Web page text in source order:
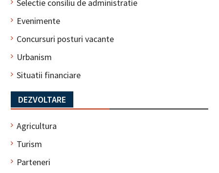
Selectie consiliu de administratie
Evenimente
Concursuri posturi vacante
Urbanism
Situatii financiare
DEZVOLTARE
Agricultura
Turism
Parteneri